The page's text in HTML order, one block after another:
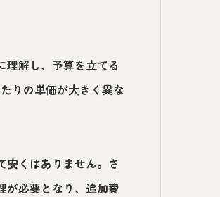
理解し、予算を立てる
りの単価が大きく異な
安くはありません。さ
が必要となり、追加費